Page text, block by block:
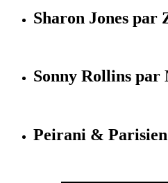
Sharon Jones par
Sonny Rollins
Peirani &